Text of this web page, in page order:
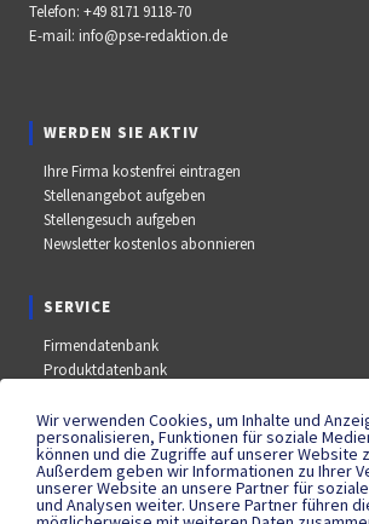
Telefon: +49 8171 9118-70
E-mail: info@pse-redaktion.de
WERDEN SIE AKTIV
Ihre Firma kostenfrei eintragen
Stellenangebot aufgeben
Stellengesuch aufgeben
Newsletter kostenlos abonnieren
SERVICE
Firmendatenbank
Produktdatenbank
Aus- und Weiterbildungsdatenbank
Messe- und Kongressdatenbank
SOCIAL MEDIA
Wir verwenden Cookies, um Inhalte und
personalisieren, Funktionen für soziale
können und die Zugriffe auf unserer Website
Außerdem geben wir Informationen zu Ihrer
unserer Website an unsere Partner für
und Analysen weiter. Unsere Partner führen